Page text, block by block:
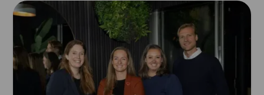
Read
article